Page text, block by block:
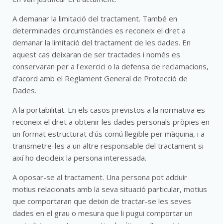
A demanar la limitació del tractament. També en
determinades circumstàncies es reconeix el dret a
demanar la limitació del tractament de les dades. En
aquest cas deixaran de ser tractades i només es
conservaran per a l'exercici o la defensa de reclamacions,
d'acord amb el Reglament General de Protecció de
Dades.
A la portabilitat. En els casos previstos a la normativa es
reconeix el dret a obtenir les dades personals pròpies en
un format estructurat d'ús comú llegible per màquina, i a
transmetre-les a un altre responsable del tractament si
així ho decideix la persona interessada.
A oposar-se al tractament. Una persona pot adduir
motius relacionats amb la seva situació particular, motius
que comportaran que deixin de tractar-se les seves
dades en el grau o mesura que li pugui comportar un